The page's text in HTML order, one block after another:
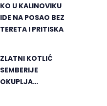
KO U KALINOVIKU
IDE NA POSAO BEZ
TERETA I PRITISKA
ZLATNI KOTLIĆ
SEMBERIJE
OKUPLJA